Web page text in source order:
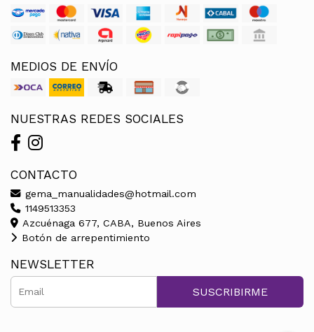
MEDIOS DE ENVÍO
NUESTRAS REDES SOCIALES
CONTACTO
gema_manualidades@hotmail.com
1149513353
Azcuénaga 677, CABA, Buenos Aires
Botón de arrepentimiento
NEWSLETTER
SUSCRIBIRME